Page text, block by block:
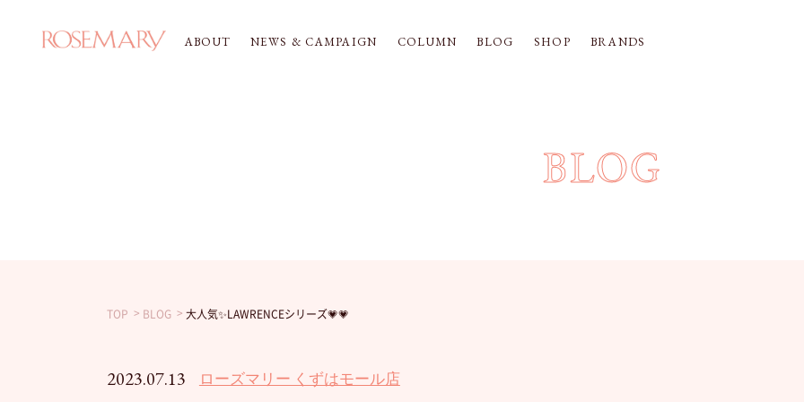
ABOUT NEWS & CAMPAIGN COLUMN BLOG SHOP BRANDS
BLOG
TOP BLOG 大人気✨LAWRENCEシリーズ💗💗
2023.07.13 ローズマリー くずはモール店